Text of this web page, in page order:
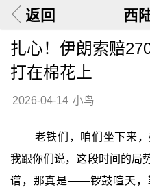
返回 西
扎心！伊朗索赔
打在棉花上
2026-04-14 小鸟
老铁们，咱们坐下来
我跟你们说，这段时间的局
谱，那真是——锣鼓喧天，